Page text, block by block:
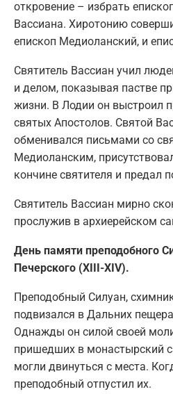
откровение – избрать
Вассиана. Хиротонию
епископ Медиоланский, и
Святитель Вассиан учил
и делом, показывая пастве
жизни. В Лодии он выстроил
святых Апостолов. Святой
обменивался письмами со
Медиоланским,
кончине святителя и предал
Святитель Вассиан мирно
прослужив в архиерейском
День памяти преподобного
Печерского (XIII-XIV).
Преподобный Силуан,
подвизался в Дальних
Однажды он силой своей
пришедших в монастырский
могли двинуться с места.
преподобный отпустил их.